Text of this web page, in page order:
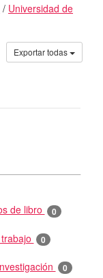
/ Universidad de
Exportar todas
de libro 0
0
0